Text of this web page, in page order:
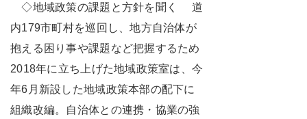
◇地域政策の課題と方針を聞く 道
内179市町村を巡回し、地方自治体が
抱える困り事や課題など把握するため
2018年に立ち上げた地域政策室は、今
年6月新設した地域政策本部の配下に
組織改編。自治体との連携・協業の強